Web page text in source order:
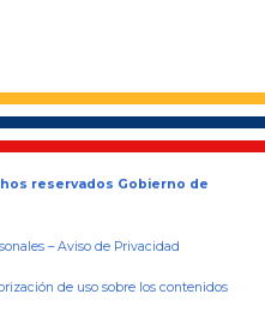
reservados Gobierno de
–Aviso de Privacidad
de uso sobre los contenidos